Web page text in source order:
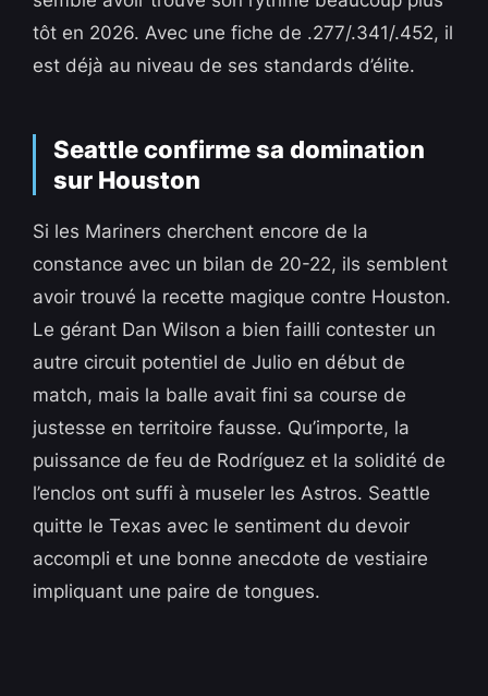
tôt en 2026. Avec une fiche de .277/.341/.452, il
est déjà au niveau de ses standards d’élite.
Seattle confirme sa domination
sur Houston
Si les Mariners cherchent encore de la
constance avec un bilan de 20-22, ils semblent
avoir trouvé la recette magique contre Houston.
Le gérant Dan Wilson a bien failli contester un
autre circuit potentiel de Julio en début de
match, mais la balle avait fini sa course de
justesse en territoire fausse. Qu’importe, la
puissance de feu de Rodríguez et la solidité de
l’enclos ont suffi à museler les Astros. Seattle
quitte le Texas avec le sentiment du devoir
accompli et une bonne anecdote de vestiaire
impliquant une paire de tongues.